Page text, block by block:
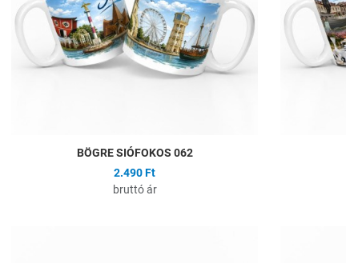
BÖGRE SIÓFOKOS 062
2.490 Ft
bruttó ár